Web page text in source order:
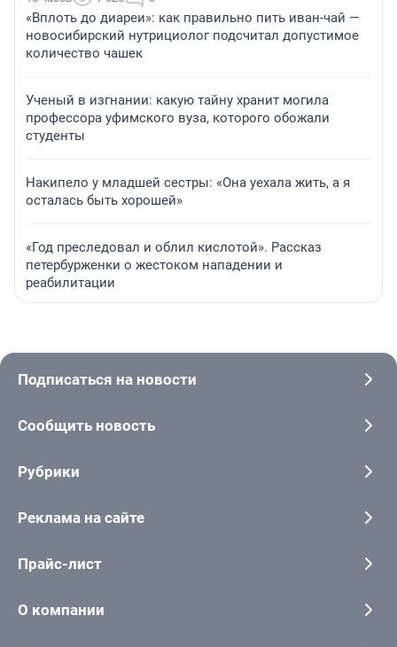
«Вплоть до диареи»: как правильно пить иван-чай —
новосибирский нутрициолог подсчитал допустимое
количество чашек
Ученый в изгнании: какую тайну хранит могила
профессора уфимского вуза, которого обожали
студенты
Накипело у младшей сестры: «Она уехала жить, а я
осталась быть хорошей»
«Год преследовал и облил кислотой». Рассказ
петербурженки о жестоком нападении и
реабилитации
Подписаться на новости
Сообщить новость
Рубрики
Реклама на сайте
Прайс-лист
О компании